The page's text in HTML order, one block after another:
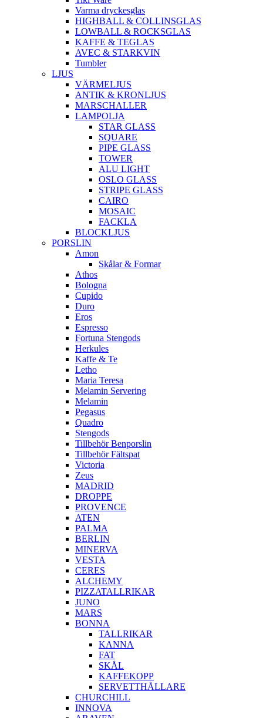
Varma dryckesglas
HIGHBALL & COLLINSGLAS
LOWBALL & ROCKSGLAS
KAFFE & TEGLAS
AVEC & STARKVIN
Tumbler
LJUS
VÄRMELJUS
ANTIK & KRONLJUS
MARSCHALLER
LAMPOLJA
STAR GLASS
SQUARE
PIPE GLASS
TOWER
ALU LIGHT
OSLO GLASS
STRIPE GLASS
CAIRO
MOSAIC
FACKLA
BLOCKLJUS
PORSLIN
Amon
Skålar & Formar
Athos
Bologna
Cupido
Duro
Eros
Espresso
Fortuna Stengods
Herkules
Kaffe & Te
Letho
Maria Teresa
Melamin Servering
Melamin
Pegasus
Quadro
Stengods
Tillbehör Benporslin
Tillbehör Fältspat
Victoria
Zeus
MADRID
DROPPE
PROVENCE
ATEN
PALMA
BERLIN
MINERVA
VESTA
CERES
ALCHEMY
PIZZATALLRIKAR
JUNO
MARS
BONNA
TALLRIKAR
KANNA
FAT
SKÅL
KAFFEKOPP
SERVETTHÅLLARE
CHURCHILL
INNOVA